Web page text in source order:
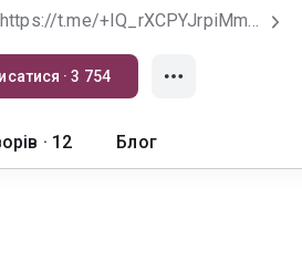
Мій Телеграм канал: https://t.me/+IQ_rXCPYJrpiMmJi Поетеса, прозаїк. Пишу фентезі, сучасну прозу, літературно-критичні статті, есе на літературні та психологічні теми... Зв'язок з автором (щодо питань, пов'язаних із книгами): sander-lin@rambler.ru
Підписатися · 3 754
· 12 Блог